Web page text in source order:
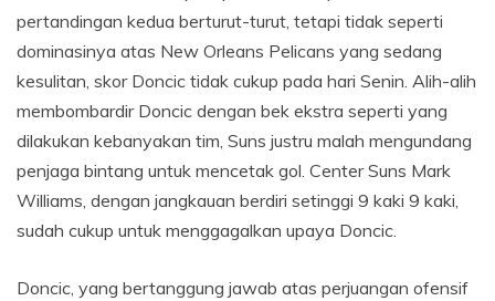
pertandingan kedua berturut-turut, tetapi tidak seperti
dominasinya atas New Orleans Pelicans yang sedang
kesulitan, skor Doncic tidak cukup pada hari Senin. Alih-alih
membombardir Doncic dengan bek ekstra seperti yang
dilakukan kebanyakan tim, Suns justru malah mengundang
penjaga bintang untuk mencetak gol. Center Suns Mark
Williams, dengan jangkauan berdiri setinggi 9 kaki 9 kaki,
sudah cukup untuk menggagalkan upaya Doncic.
Doncic, yang bertanggung jawab atas perjuangan ofensif